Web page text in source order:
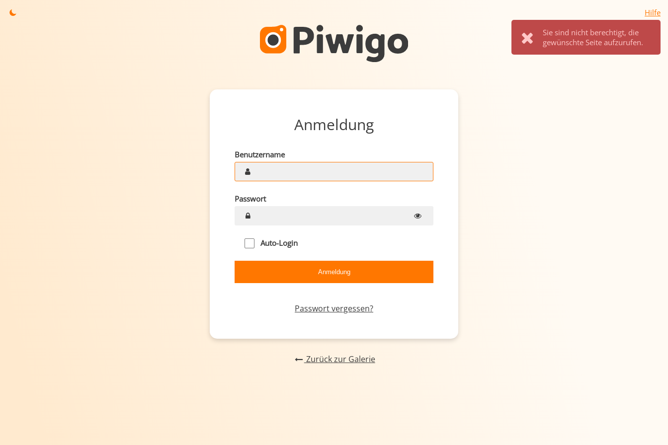
Hilfe
Sie sind nicht berechtigt, die
gewünschte Seite aufzurufen.
Anmeldung
Benutzername
Passwort
Auto-Login
Passwort vergessen?
Zurück zur Galerie